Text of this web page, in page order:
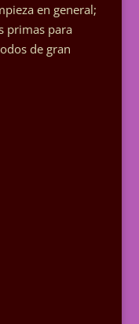
en general;
primas para
de gran